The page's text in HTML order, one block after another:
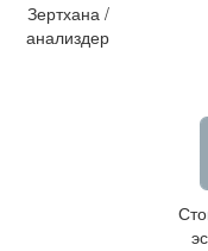
Зертхана /
анализдер